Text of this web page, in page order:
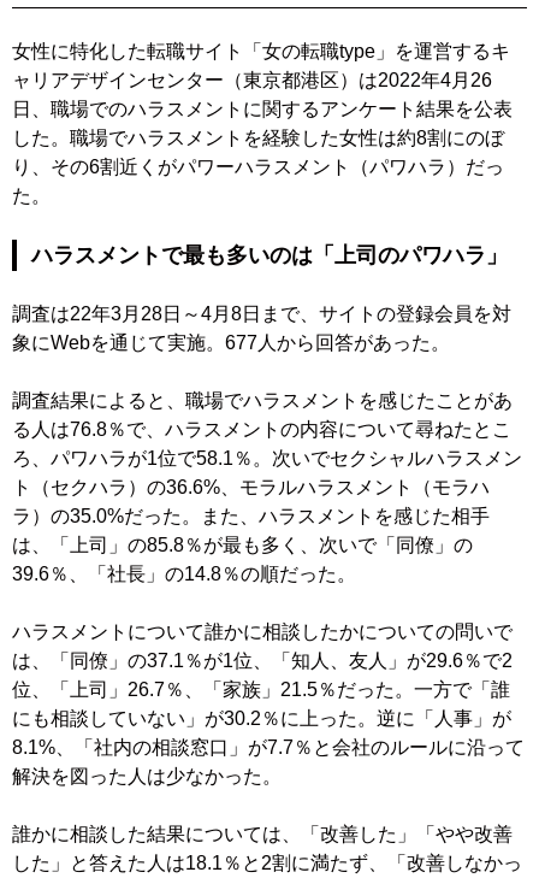
女性に特化した転職サイト「女の転職type」を運営するキ
ャリアデザインセンター（東京都港区）は2022年4月26
日、職場でのハラスメントに関するアンケート結果を公表
した。職場でハラスメントを経験した女性は約8割にのぼ
り、その6割近くがパワーハラスメント（パワハラ）だっ
た。
ハラスメントで最も多いのは「上司のパワハラ」
調査は22年3月28日～4月8日まで、サイトの登録会員を対
象にWebを通じて実施。677人から回答があった。
調査結果によると、職場でハラスメントを感じたことがあ
る人は76.8％で、ハラスメントの内容について尋ねたとこ
ろ、パワハラが1位で58.1％。次いでセクシャルハラスメン
ト（セクハラ）の36.6%、モラルハラスメント（モラハ
ラ）の35.0%だった。また、ハラスメントを感じた相手
は、「上司」の85.8％が最も多く、次いで「同僚」の
39.6％、「社長」の14.8％の順だった。
ハラスメントについて誰かに相談したかについての問いで
は、「同僚」の37.1％が1位、「知人、友人」が29.6％で2
位、「上司」26.7％、「家族」21.5％だった。一方で「誰
にも相談していない」が30.2％に上った。逆に「人事」が
8.1%、「社内の相談窓口」が7.7％と会社のルールに沿って
解決を図った人は少なかった。
誰かに相談した結果については、「改善した」「やや改善
した」と答えた人は18.1％と2割に満たず、「改善しなかっ